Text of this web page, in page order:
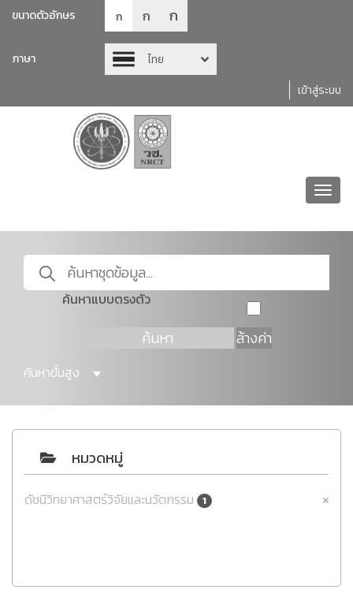
ขนาดตัวอักษร ก ก ก
ภาษา
ไทย
เข้าสู่ระบบ
ค้นหาแบบตรงตัว
ค้นหา ล้างค่า
ค้นหาขั้นสูง
หมวดหมู่
ดัชนีวิทยาศาสตร์วิจัยและนวัตกรรม 1